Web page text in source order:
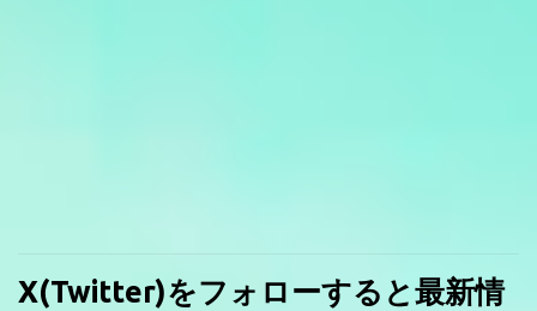
X(Twitter)をフォローすると最新情